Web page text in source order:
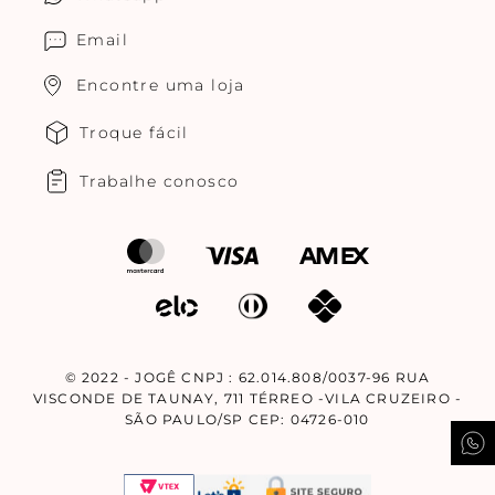
Email
Encontre uma loja
Troque fácil
Trabalhe conosco
© 2022 - JOGÊ CNPJ : 62.014.808/0037-96 RUA
VISCONDE DE TAUNAY, 711 TÉRREO -VILA CRUZEIRO -
SÃO PAULO/SP CEP: 04726-010